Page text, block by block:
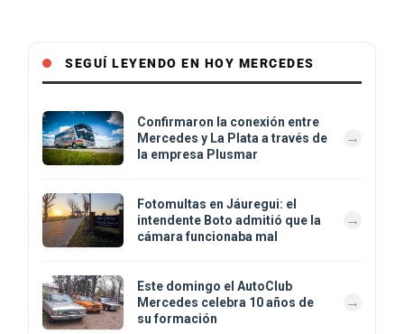
SEGUÍ LEYENDO EN HOY MERCEDES
Confirmaron la conexión entre
Mercedes y La Plata a través de
la empresa Plusmar
Fotomultas en Jáuregui: el
intendente Boto admitió que la
cámara funcionaba mal
Este domingo el AutoClub
Mercedes celebra 10 años de
su formación